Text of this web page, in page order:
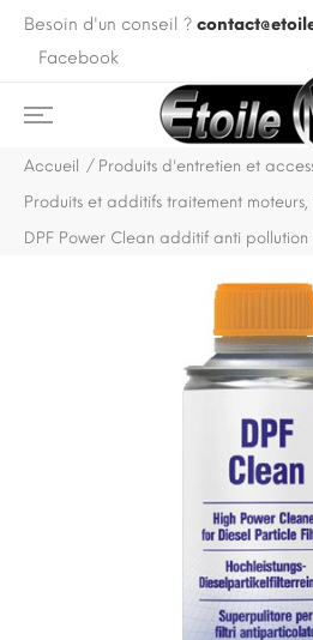
Besoin d'un conseil ?
Facebook
Accueil
Produits d'entretien et
Produits et additifs traitement moteurs,
DPF Power Clean additif anti pollution